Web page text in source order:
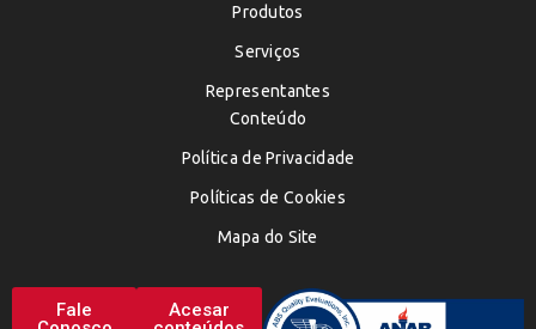
Produtos
Serviços
Representantes
Conteúdo
Política de Privacidade
Políticas de Cookies
Mapa do Site
Fale
Acesar